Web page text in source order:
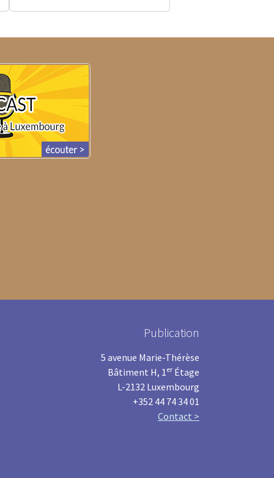
Publication
5 avenue Marie-Thérèse
Bâtiment H, 1er Étage
L-2132 Luxembourg
+352 44 74 34 01
Contact >